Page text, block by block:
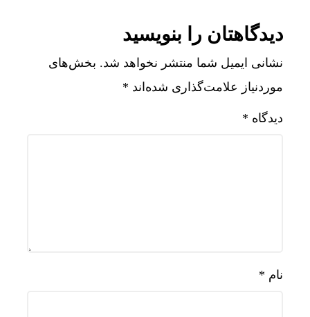
دیدگاهتان را بنویسید
نشانی ایمیل شما منتشر نخواهد شد. بخش‌های
موردنیاز علامت‌گذاری شده‌اند *
دیدگاه *
نام *